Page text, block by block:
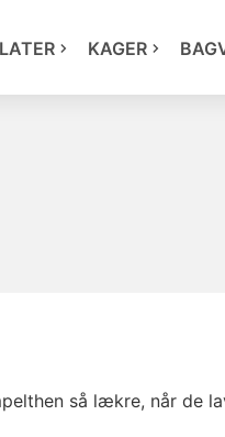
KAGER
så lækre, når de